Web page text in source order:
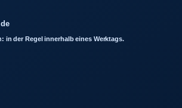
in der Regel innerhalb eines Werktags.